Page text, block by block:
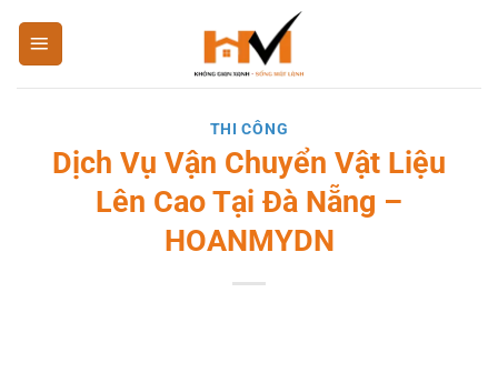
qua
nội
THI CÔNG
Dịch Vụ Vận Chuyển Vật Liệu
Lên Cao Tại Đà Nẵng –
HOANMYDN